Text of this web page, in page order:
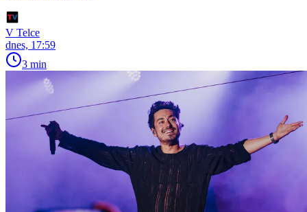
V Telce
dnes, 17:59
3 min